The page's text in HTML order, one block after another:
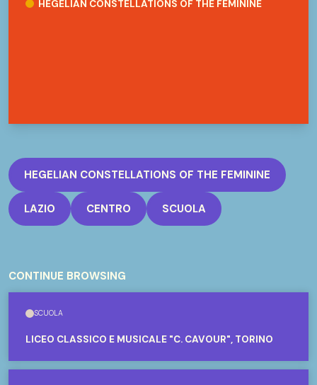
HEGELIAN CONSTELLATIONS OF THE FEMININE
HEGELIAN CONSTELLATIONS OF THE FEMININE
LAZIO CENTRO SCUOLA
CONTINUE BROWSING
SCUOLA
LICEO CLASSICO E MUSICALE "C. CAVOUR", TORINO